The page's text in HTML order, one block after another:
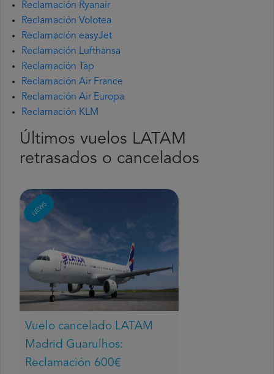
Reclamación Ryanair
Reclamación Volotea
Reclamación easyJet
Reclamación Lufthansa
Reclamación Tap
Reclamación Air France
Reclamación Air Europa
Reclamación KLM
Últimos vuelos LATAM
retrasados o cancelados
NEWS
Vuelo cancelado LATAM
Madrid Guarulhos:
Reclamación 600€